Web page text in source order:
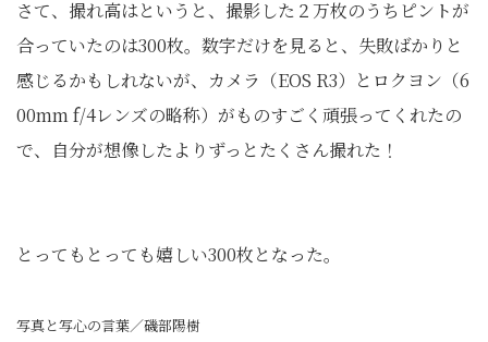
さて、撮れ高はというと、撮影した２万枚のうちピントが
合っていたのは300枚。数字だけを見ると、失敗ばかりと
感じるかもしれないが、カメラ（EOS R3）とロクヨン（6
00mm f/4レンズの略称）がものすごく頑張ってくれたの
で、自分が想像したよりずっとたくさん撮れた！
とってもとっても嬉しい300枚となった。
写真と写心の言葉／磯部陽樹